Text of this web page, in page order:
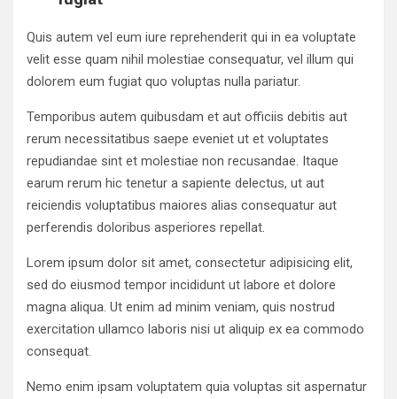
Quis autem vel eum iure reprehenderit qui in ea voluptate
velit esse quam nihil molestiae consequatur, vel illum qui
dolorem eum fugiat quo voluptas nulla pariatur.
Temporibus autem quibusdam et aut officiis debitis aut
rerum necessitatibus saepe eveniet ut et voluptates
repudiandae sint et molestiae non recusandae. Itaque
earum rerum hic tenetur a sapiente delectus, ut aut
reiciendis voluptatibus maiores alias consequatur aut
perferendis doloribus asperiores repellat.
Lorem ipsum dolor sit amet, consectetur adipisicing elit,
sed do eiusmod tempor incididunt ut labore et dolore
magna aliqua. Ut enim ad minim veniam, quis nostrud
exercitation ullamco laboris nisi ut aliquip ex ea commodo
consequat.
Nemo enim ipsam voluptatem quia voluptas sit aspernatur